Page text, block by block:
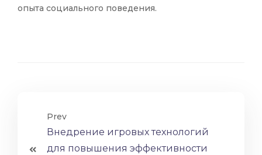
опыта социального поведения.
Prev
Внедрение игровых технологий
для повышения эффективности